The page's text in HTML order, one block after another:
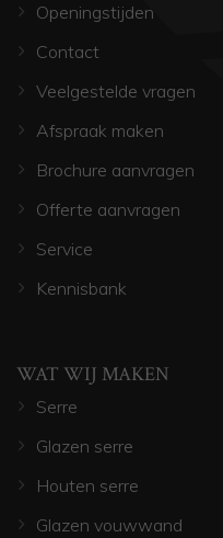
Openingstijden
Contact
Veelgestelde vragen
Afspraak maken
Brochure aanvragen
Offerte aanvragen
Service
Kennisbank
WAT WIJ MAKEN
Serre
Glazen serre
Houten serre
Glazen vouwwand